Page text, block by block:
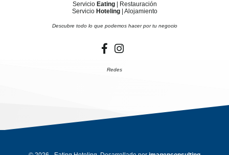
Servicio Eating| Restauración
Servicio Hoteling| Alojamiento
Descubre todo lo que podemos hacer por tu negocio
Redes